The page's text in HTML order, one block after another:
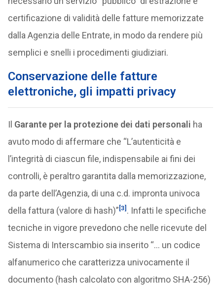
certificazione di validità delle fatture memorizzate
dalla Agenzia delle Entrate, in modo da rendere più
semplici e snelli i procedimenti giudiziari.
Conservazione delle fatture
elettroniche, gli impatti privacy
Il Garante per la protezione dei dati personali ha
avuto modo di affermare che “L’autenticità e
l’integrità di ciascun file, indispensabile ai fini dei
controlli, è peraltro garantita dalla memorizzazione,
da parte dell’Agenzia, di una c.d. impronta univoca
della fattura (valore di hash)”[3] . Infatti le specifiche
tecniche in vigore prevedono che nelle ricevute del
Sistema di Interscambio sia inserito “… un codice
alfanumerico che caratterizza univocamente il
documento (hash calcolato con algoritmo SHA-256)